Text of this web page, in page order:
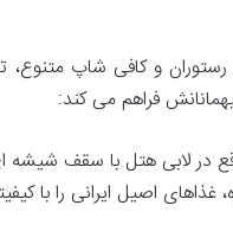
و کافی شاپ متنوع،
فراهم می کند:
در لابی هتل با سقف شیشه
غذاهای اصیل ایرانی را با